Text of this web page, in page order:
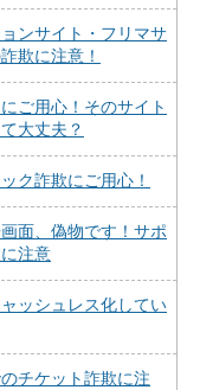
ンサイト・フリマサ
欺に注意！
ご用心！そのサイト
大丈夫？
ク詐欺にご用心！
面、偽物です！サポ
注意
ッシュレス化してい
チケット詐欺に注